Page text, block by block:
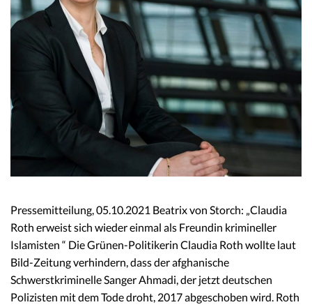
Pressemitteilung, 05.10.2021 Beatrix von Storch: „Claudia
Roth erweist sich wieder einmal als Freundin krimineller
Islamisten “ Die Grünen-Politikerin Claudia Roth wollte laut
Bild-Zeitung verhindern, dass der afghanische
Schwerstkriminelle Sanger Ahmadi, der jetzt deutschen
Polizisten mit dem Tode droht, 2017 abgeschoben wird. Roth